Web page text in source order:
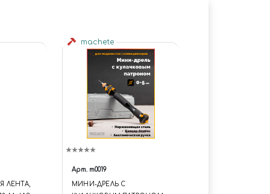
ЛЕНТА,
machete
Арт. m0019
МИНИ-ДРЕЛЬ С